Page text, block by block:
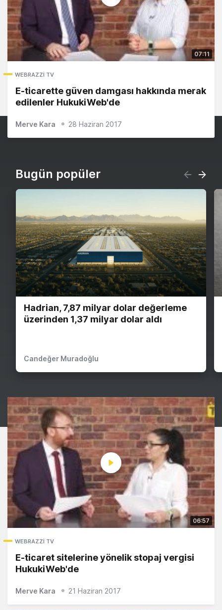
WEBRAZZI TV
E-ticarette güven damgası hakkında merak
edilenler HukukiWeb'de
07:11
Merve Kara 28 Haziran 2017
Bugün popüler
Hadrian, 7,87 milyar dolar değerleme
üzerinden 1,37 milyar dolar aldı
Candeğer Muradoğlu
WEBRAZZI TV
E-ticaret sitelerine yönelik stopaj vergisi
HukukiWeb'de
06:57
Merve Kara 21 Haziran 2017